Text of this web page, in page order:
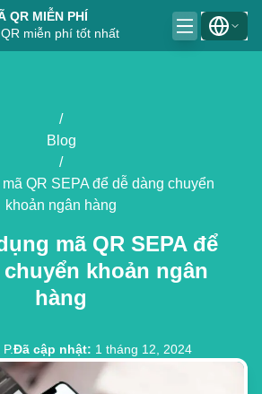
QR MIỄN PHÍ
miễn phí tốt nhất
/
Blog
/
QR SEPA để dễ dàng chuyển
khoản ngân hàng
mã QR SEPA để
khoản ngân
hàng
Đã cập nhật: 1 tháng 12, 2024